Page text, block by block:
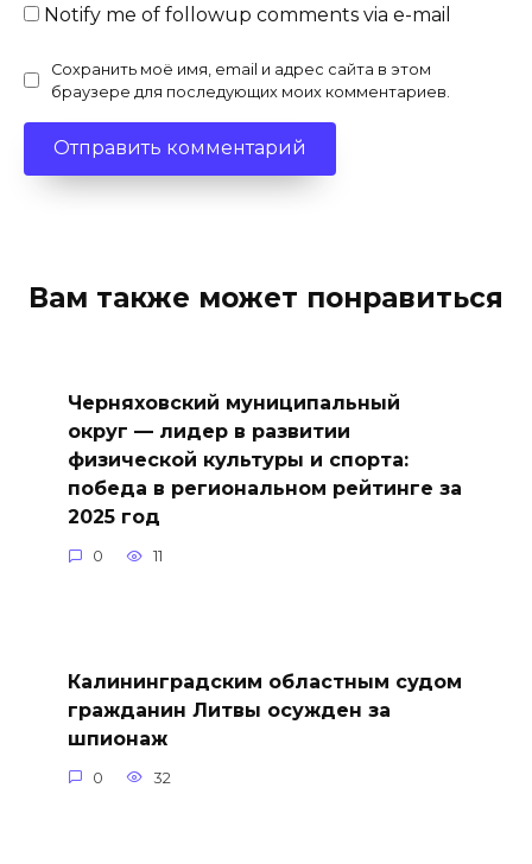
Notify me of followup comments via e-mail
Сохранить моё имя, email и адрес сайта в этом
браузере для последующих моих комментариев.
Вам также может понравиться
Черняховский муниципальный
округ — лидер в развитии
физической культуры и спорта:
победа в региональном рейтинге за
2025 год
0 11
Калининградским областным судом
гражданин Литвы осужден за
шпионаж
0 32